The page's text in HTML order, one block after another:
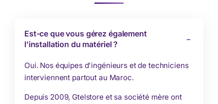
Est-ce que vous gérez également
l'installation du matériel ?
Oui. Nos équipes d'ingénieurs et de techniciens
interviennent partout au Maroc.
Depuis 2009, Gtelstore et sa société mère ont